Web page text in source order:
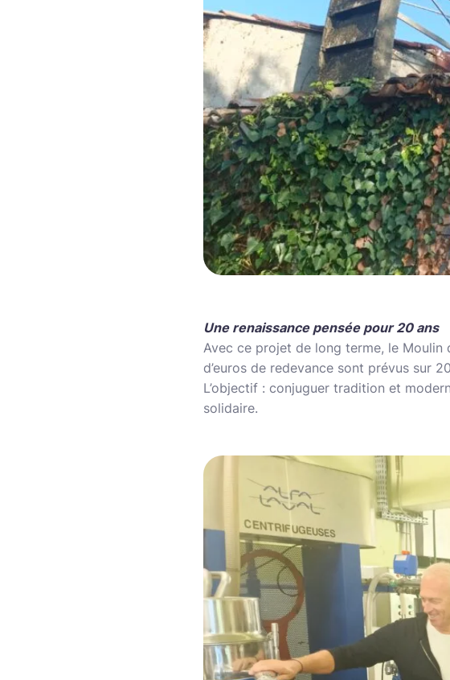
Une renaissance pensée pour 20 ans
Avec ce projet de long terme, le Moulin
d’euros de redevance sont prévus sur
L’objectif : conjuguer tradition et
solidaire.